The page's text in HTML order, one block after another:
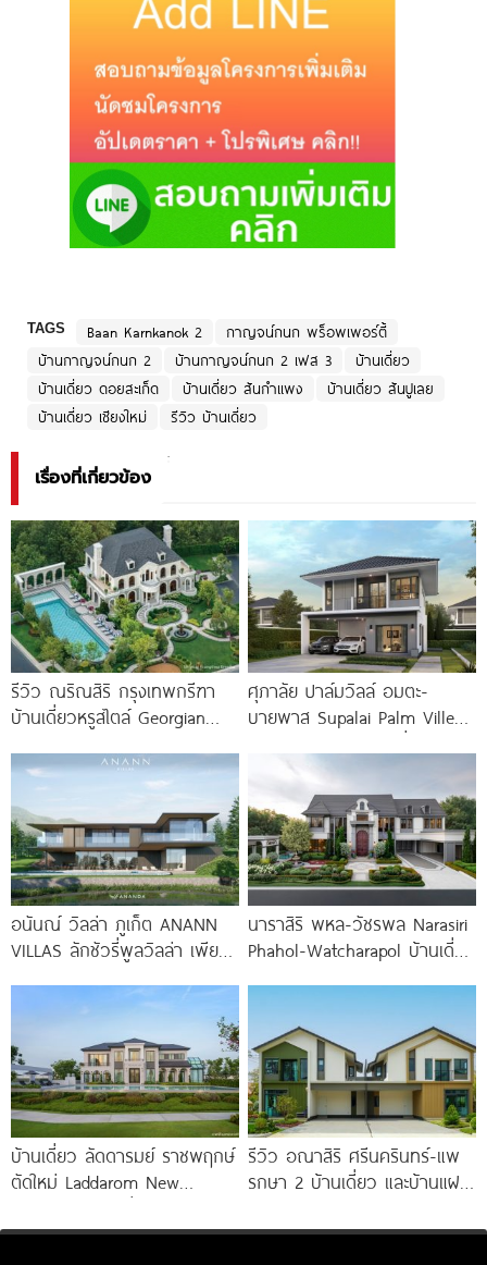
TAGS Baan Karnkanok 2
กาญจน์กนก พร็อพเพอร์ตี้
บ้านกาญจน์กนก 2
บ้านกาญจน์กนก 2 เฟส 3
บ้านเดี่ยว
บ้านเดี่ยว ดอยสะเก็ด
บ้านเดี่ยว สันกำแพง
บ้านเดี่ยว สันปูเลย
บ้านเดี่ยว เชียงใหม่
รีวิว บ้านเดี่ยว
เรื่องที่เกี่ยวข้อง
รีวิว ณริณสิริ กรุงเทพกรีฑา
บ้านเดี่ยวหรูสไตล์ Georgian
Brighton College
ศุภาลัย ปาล์มวิลล์ อมตะ-
บายพาส Supalai Palm Ville
ประหยัดพลังงาน ใกล้ถนนเลี่ยง
เมือง มอเตอร์เวย์
อนันณ์ วิลล่า ภูเก็ต ANANN
VILLAS ลักชัวรี่พูลวิลล่า เพียง
นาราสิริ พหล-วัชรพล Narasiri
Phahol-Watcharapol บ้านเดี่ยว
กลิ่นอายในแบบฝรั่งเศส ราคา
เริ่มต้น 35-90 ล้านบาท*
บ้านเดี่ยว ลัดดารมย์ ราชพฤกษ์
ตัดใหม่ Laddarom New
รีวิว อณาสิริ ศรีนครินทร์-แพ
รกษา 2 บ้านเดี่ยว และบ้านแฝด